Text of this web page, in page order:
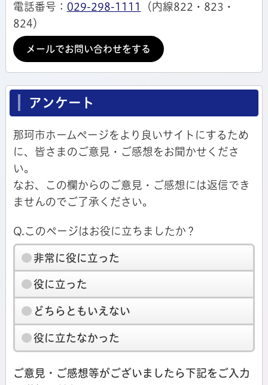
電話番号： 029-298-1111
（内線822・823・
824）
メールでお問い合わせをする
アンケート
那珂市ホームページをより良いサイトにするため
に、皆さまのご意見・ご感想をお聞かせくださ
い。
なお、この欄からのご意見・ご感想には返信でき
ませんのでご了承ください。
Q.このページはお役に立ちましたか？
非常に役に立った
役に立った
どちらともいえない
役に立たなかった
ご意見・ご感想等がございましたら下記をご入力